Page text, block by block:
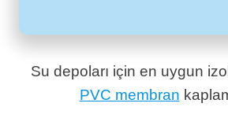
Su depoları için en uygun
PVC membran